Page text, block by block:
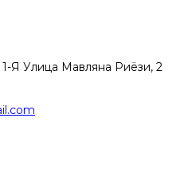
Я Улица Мавляна Риёзи, 2